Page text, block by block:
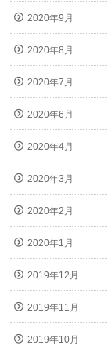
2020年9月
2020年8月
2020年7月
2020年6月
2020年4月
2020年3月
2020年2月
2020年1月
2019年12月
2019年11月
2019年10月